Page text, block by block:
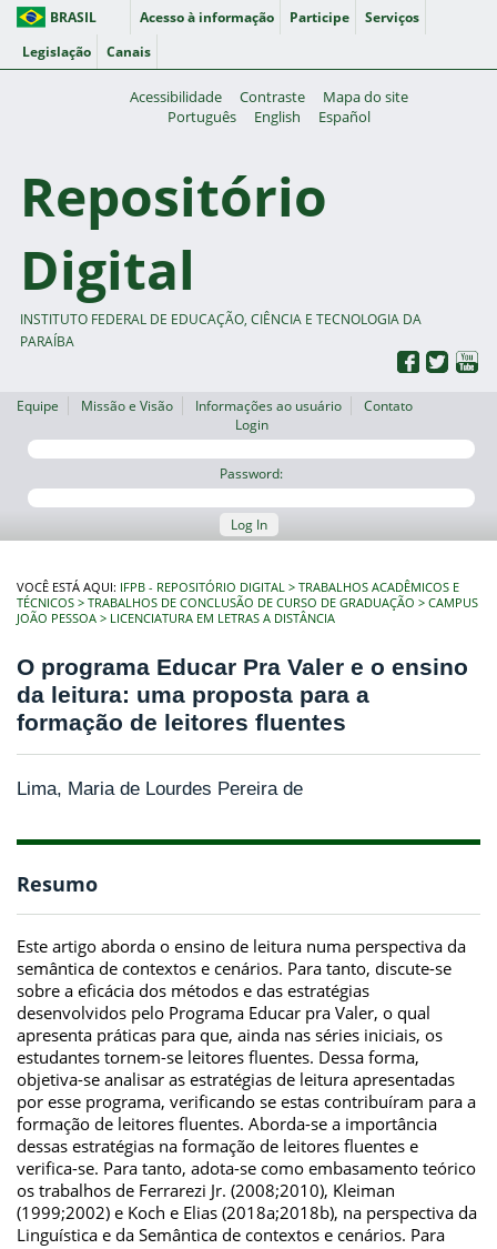
BRASIL Acesso à informação Participe
Serviços
Legislação
Canais
Acessibilidade Contraste
Mapa do site
Português
English Español
Repositório
Digital
INSTITUTO FEDERAL DE EDUCAÇÃO, CIÊNCIA E TECNOLOGIA DA
PARAÍBA
Equipe Missão e Visão Informações ao usuário
Contato
Login
Password:
Log In
VOCÊ ESTÁ AQUI: IFPB - REPOSITÓRIO DIGITAL
TRABALHOS ACADÊMICOS E
TÉCNICOS
TRABALHOS DE CONCLUSÃO DE CURSO DE GRADUAÇÃO
CAMPUS
JOÃO PESSOA
LICENCIATURA EM LETRAS A DISTÂNCIA
O programa Educar Pra Valer e o ensino
da leitura: uma proposta para a
formação de leitores fluentes
Lima, Maria de Lourdes Pereira de
Resumo
Este artigo aborda o ensino de leitura numa perspectiva da
semântica de contextos e cenários. Para tanto, discute-se
sobre a eficácia dos métodos e das estratégias
desenvolvidos pelo Programa Educar pra Valer, o qual
apresenta práticas para que, ainda nas séries iniciais, os
estudantes tornem-se leitores fluentes. Dessa forma,
objetiva-se analisar as estratégias de leitura apresentadas
por esse programa, verificando se estas contribuíram para a
formação de leitores fluentes. Aborda-se a importância
dessas estratégias na formação de leitores fluentes e
verifica-se. Para tanto, adota-se como embasamento teórico
os trabalhos de Ferrarezi Jr. (2008;2010), Kleiman
(1999;2002) e Koch e Elias (2018a;2018b), na perspectiva da
Linguística e da Semântica de contextos e cenários. Para